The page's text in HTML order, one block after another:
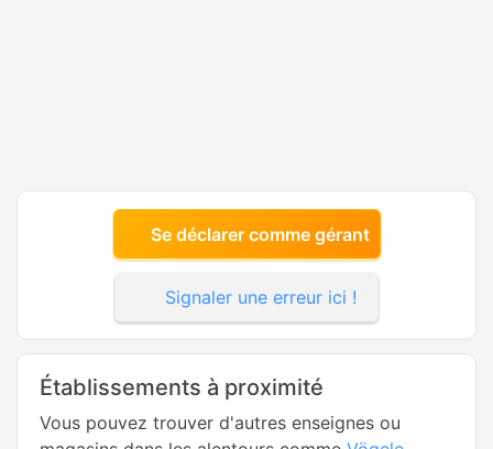
Se déclarer comme gérant
Signaler une erreur ici !
Établissements à proximité
Vous pouvez trouver d'autres enseignes ou